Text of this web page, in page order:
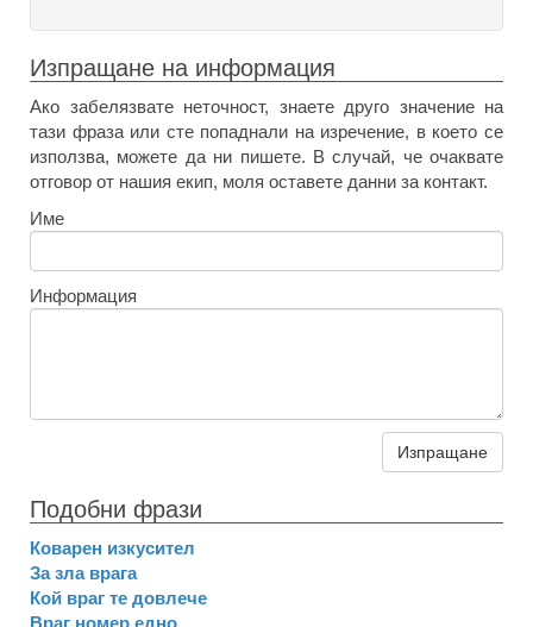
Изпращане на информация
Ако забелязвате неточност, знаете друго значение на
тази фраза или сте попаднали на изречение, в което се
използва, можете да ни пишете. В случай, че очаквате
отговор от нашия екип, моля оставете данни за контакт.
Име
Информация
Изпращане
Подобни фрази
Коварен изкусител
За зла врага
Кой враг те довлече
Враг номер едно